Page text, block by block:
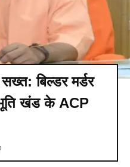
बिल्डर मर्डर
खंड के ACP